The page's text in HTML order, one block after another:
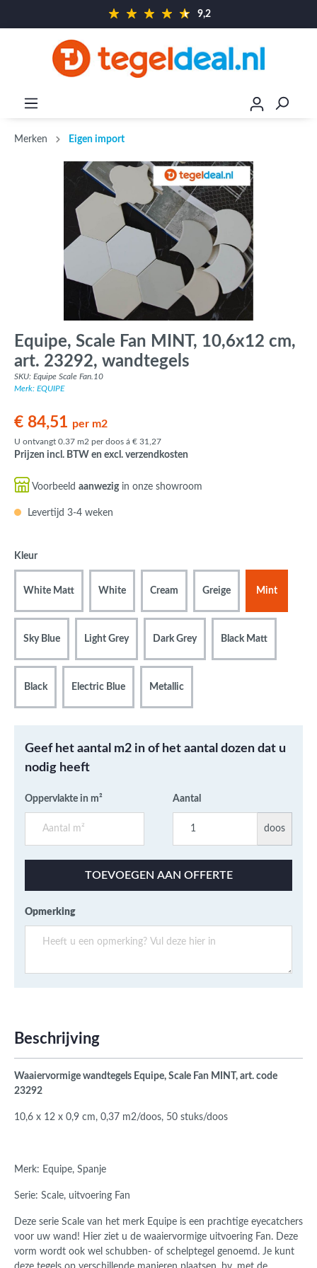
9,2
Merken Eigen import
Equipe, Scale Fan MINT, 10,6x12 cm,
art. 23292, wandtegels
SKU: Equipe Scale Fan.10
Merk: EQUIPE
€ 84,51 per m2
U ontvangt 0.37 m2 per doos á € 31,27
Prijzen incl. BTW en excl. verzendkosten
Voorbeeld aanwezigin onze showroom
Levertijd 3-4 weken
Kleur
White Matt White Cream Greige Mint
Sky Blue Light Grey Dark Grey Black Matt
Black Electric Blue Metallic
Geef het aantal m2 in of het aantal dozen dat u
nodig heeft
Oppervlakte in m² Aantal
doos
TOEVOEGEN AAN OFFERTE
Opmerking
Beschrijving
Waaiervormige wandtegels Equipe, Scale Fan MINT, art. code
23292
10,6 x 12 x 0,9 cm, 0,37 m2/doos, 50 stuks/doos
Merk: Equipe, Spanje
Serie: Scale, uitvoering Fan
Deze serie Scale van het merk Equipe is een prachtige eyecatchers
voor uw wand! Hier ziet u de waaiervormige uitvoering Fan. Deze
vorm wordt ook wel schubben- of schelptegel genoemd. Je kunt